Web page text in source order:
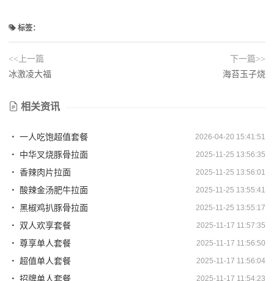
标签：
<<上一篇
冰激凌大福
下一篇>>
海苔玉子烧
相关资讯
2026-04-20 15:41:51
一人吃饱超值套餐
2025-11-25 13:56:35
中华叉烧豚骨拉面
2025-11-25 13:56:01
香辣肉片拉面
2025-11-25 13:55:41
酸辣金汤肥牛拉面
2025-11-25 13:55:17
黑椒鸡扒豚骨拉面
2025-11-17 11:57:35
双人欢享套餐
2025-11-17 11:56:50
尊享单人套餐
2025-11-17 11:56:04
超值单人套餐
2025-11-17 11:54:23
招牌单人套餐